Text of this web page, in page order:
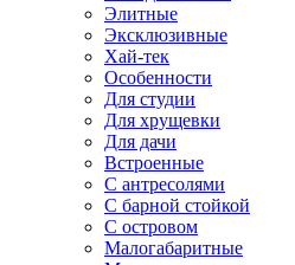
Элитные
Эксклюзивные
Хай-тек
Особенности
Для студии
Для хрущевки
Для дачи
Встроенные
С антресолями
С барной стойкой
С островом
Малогабаритные